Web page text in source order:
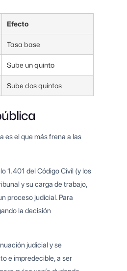
Efecto
Tasa base
Sube un quinto
Sube dos quintos
es el que más frena a las
1.401 del Código Civil (y los
y su carga de trabajo,
proceso judicial. Para
la decisión
judicial y se
e impredecible, a ser